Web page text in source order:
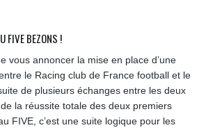
FIVE BEZONS !
vous annoncer la mise en place d’une
le Racing club de France football et le
de plusieurs échanges entre les deux
la réussite totale des deux premiers
FIVE, c’est une suite logique pour les